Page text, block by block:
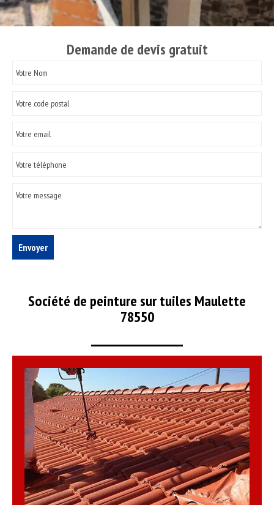
Demande de devis gratuit
Société de peinture sur tuiles Maulette
78550